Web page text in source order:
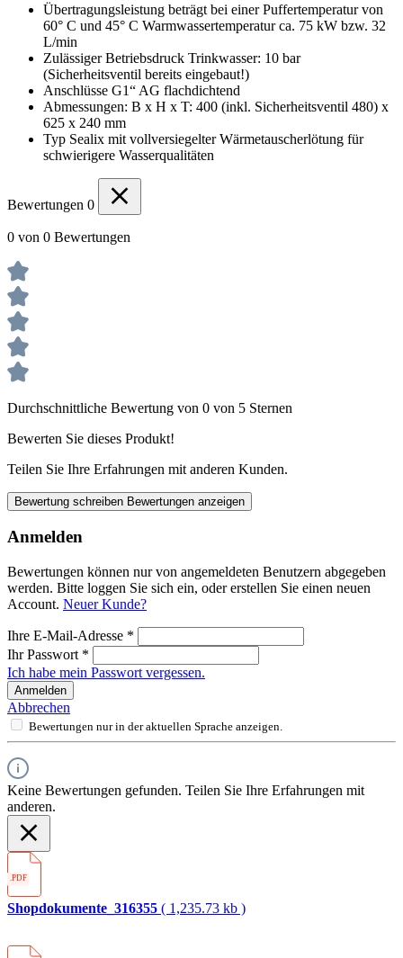
Übertragungsleistung beträgt bei einer Puffertemperatur von
60° C und 45° C Warmwassertemperatur ca. 75 kW bzw. 32
L/min
Zulässiger Betriebsdruck Trinkwasser: 10 bar
(Sicherheitsventil bereits eingebaut!)
Anschlüsse G1“ AG flachdichtend
Abmessungen: B x H x T: 400 (inkl. Sicherheitsventil 480) x
625 x 240 mm
Typ Sealix mit vollversiegelter Wärmetauscherlötung für
schwierigere Wasserqualitäten
Bewertungen 0
0 von 0 Bewertungen
Durchschnittliche Bewertung von 0 von 5 Sternen
Bewerten Sie dieses Produkt!
Teilen Sie Ihre Erfahrungen mit anderen Kunden.
Bewertung schreiben Bewertungen anzeigen
Anmelden
Bewertungen können nur von angemeldeten Benutzern abgegeben
werden. Bitte loggen Sie sich ein, oder erstellen Sie einen neuen
Account. Neuer Kunde?
Ihre E-Mail-Adresse *
Ihr Passwort *
Ich habe mein Passwort vergessen.
Anmelden
Abbrechen
Bewertungen nur in der aktuellen Sprache anzeigen.
Keine Bewertungen gefunden. Teilen Sie Ihre Erfahrungen mit
anderen.
.PDF
Shopdokumente_316355 ( 1,235.73 kb )